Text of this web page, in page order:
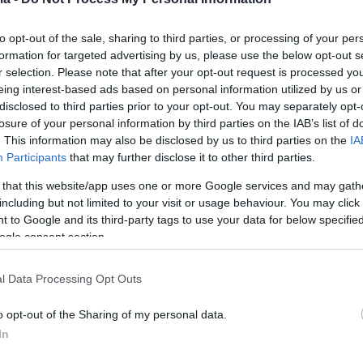
opt-out of the sale, sharing to third parties, or processing of your
for targeted advertising by us, please use the below opt-out
selection. Please note that after your opt-out request is processed
interest-based ads based on personal information utilized by us
to third parties prior to your opt-out. You may separately
of your personal information by third parties on the IAB’s list of
This information may also be disclosed by us to third parties on the
Participants that may further disclose it to other third parties.
that this website/app uses one or more Google services and may
but not limited to your visit or usage behaviour. You may
to Google and its third-party tags to use your data for below
consent section.
Data Processing Opt Outs
opt-out of the Sharing of my personal data.
Champions League, Final 4:
των προπονητών και των
BCL ξεκινάει αύριο (Παρασκευή 6/5) στο Μπιλμπάο,
και τους προπονητές των τεσσάρων φιναλίστ
Ρίσεν, Μανρέσα) να μιλούν για τους στόχους
Ελεύθερος από τη Χολόν,
στην ΑΕΚ
αποτελεί παρελθόν από τη Χαποέλ Χολόν,
μήνες μετά την ανανέωση του συμβολαίου του -